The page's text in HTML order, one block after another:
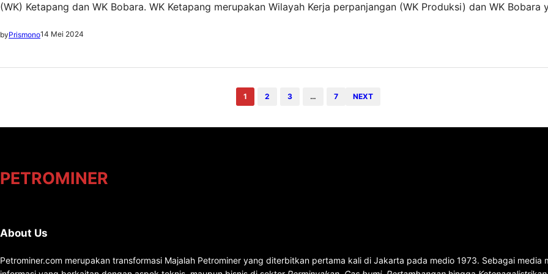
(WK) Ketapang dan WK Bobara. WK Ketapang merupakan Wilayah Kerja perpanjangan (WK Produksi) dan WK Bobara
acara pembukaan Association Conference…
byPrismono14 Mei 2024
1 2 3 … 7 NEXT
PETROMINER
About Us
Petrominer.com merupakan transformasi Majalah Petrominer yang diterbitkan pertama kali di Jakarta pada medio 1973. Sebagai media